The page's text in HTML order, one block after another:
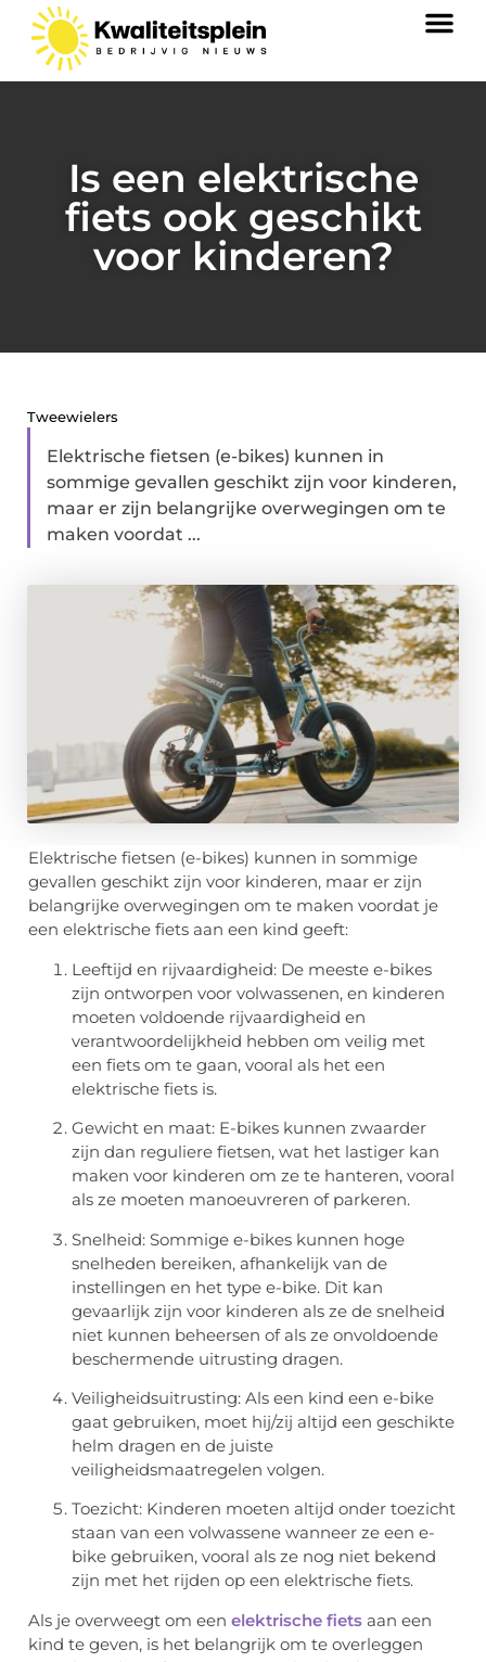
Is een elektrische
fiets ook geschikt
voor kinderen?
Tweewielers
Elektrische fietsen (e-bikes) kunnen in
sommige gevallen geschikt zijn voor kinderen,
maar er zijn belangrijke overwegingen om te
maken voordat ...
Elektrische fietsen (e-bikes) kunnen in sommige
gevallen geschikt zijn voor kinderen, maar er zijn
belangrijke overwegingen om te maken voordat je
een elektrische fiets aan een kind geeft:
Leeftijd en rijvaardigheid: De meeste e-bikes
zijn ontworpen voor volwassenen, en kinderen
moeten voldoende rijvaardigheid en
verantwoordelijkheid hebben om veilig met
een fiets om te gaan, vooral als het een
elektrische fiets is.
Gewicht en maat: E-bikes kunnen zwaarder
zijn dan reguliere fietsen, wat het lastiger kan
maken voor kinderen om ze te hanteren, vooral
als ze moeten manoeuvreren of parkeren.
Snelheid: Sommige e-bikes kunnen hoge
snelheden bereiken, afhankelijk van de
instellingen en het type e-bike. Dit kan
gevaarlijk zijn voor kinderen als ze de snelheid
niet kunnen beheersen of als ze onvoldoende
beschermende uitrusting dragen.
Veiligheidsuitrusting: Als een kind een e-bike
gaat gebruiken, moet hij/zij altijd een geschikte
helm dragen en de juiste
veiligheidsmaatregelen volgen.
Toezicht: Kinderen moeten altijd onder toezicht
staan van een volwassene wanneer ze een e-
bike gebruiken, vooral als ze nog niet bekend
zijn met het rijden op een elektrische fiets.
Als je overweegt om een elektrische fiets aan een
kind te geven, is het belangrijk om te overleggen